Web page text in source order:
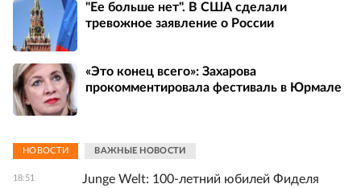
"Ее больше нет". В США сделали
тревожное заявление о России
«Это конец всего»: Захарова
прокомментировала фестиваль в Юрмале
НОВОСТИ ВАЖНЫЕ НОВОСТИ
18:51
Junge Welt: 100-летний юбилей Фиделя